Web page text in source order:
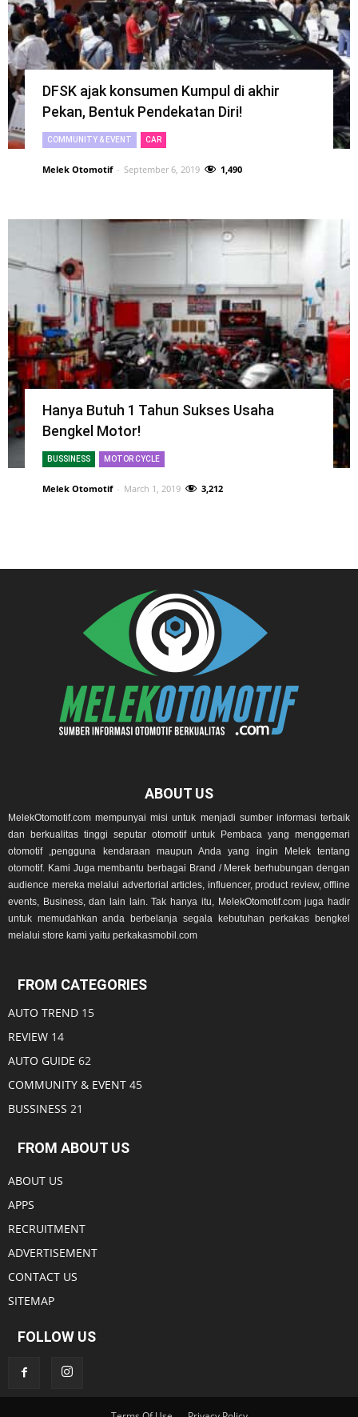
DFSK ajak konsumen Kumpul di akhir
Pekan, Bentuk Pendekatan Diri!
COMMUNITY & EVENT CAR
Melek Otomotif - September 6, 2019 1,490
Hanya Butuh 1 Tahun Sukses Usaha
Bengkel Motor!
BUSSINESS MOTOR CYCLE
Melek Otomotif - March 1, 2019 3,212
ABOUT US
MelekOtomotif.com mempunyai misi untuk menjadi sumber informasi terbaik
dan berkualitas tinggi seputar otomotif untuk Pembaca yang menggemari
otomotif ,pengguna kendaraan maupun Anda yang ingin Melek tentang
otomotif. Kami Juga membantu berbagai Brand / Merek berhubungan dengan
audience mereka melalui advertorial articles, influencer, product review, offline
events, Business, dan lain lain. Tak hanya itu, MelekOtomotif.com juga hadir
untuk memudahkan anda berbelanja segala kebutuhan perkakas bengkel
melalui store kami yaitu perkakasmobil.com
FROM CATEGORIES
AUTO TREND 15
REVIEW 14
AUTO GUIDE 62
COMMUNITY & EVENT 45
BUSSINESS 21
FROM ABOUT US
ABOUT US
APPS
RECRUITMENT
ADVERTISEMENT
CONTACT US
SITEMAP
FOLLOW US